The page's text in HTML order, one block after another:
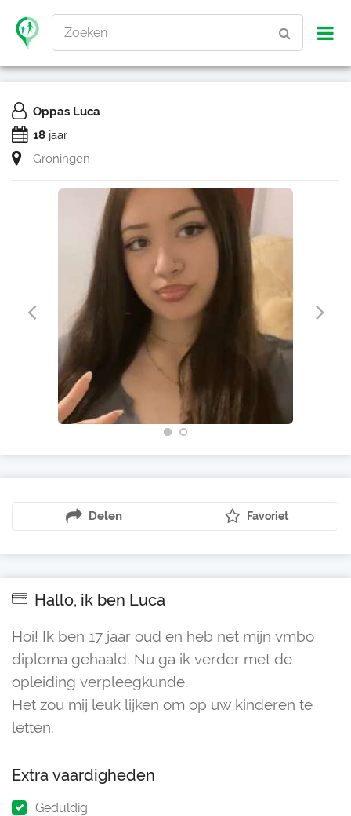
Zoeken
Oppas Luca
18 jaar
Groningen
Delen Favoriet
Hallo, ik ben Luca
Hoi! Ik ben 17 jaar oud en heb net mijn vmbo
diploma gehaald. Nu ga ik verder met de
opleiding verpleegkunde.
Het zou mij leuk lijken om op uw kinderen te
letten.
Extra vaardigheden
Geduldig